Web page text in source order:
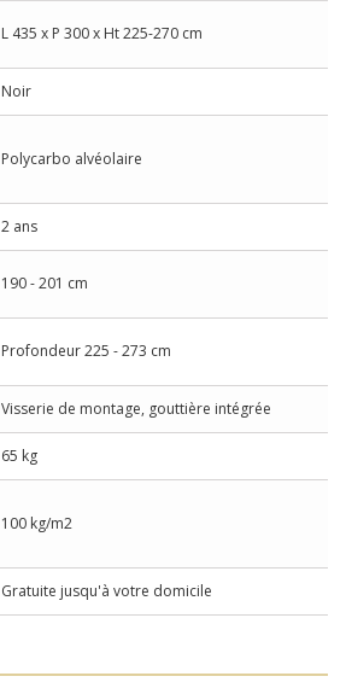
L 435 x P 300 x Ht 225-270 cm
Noir
Polycarbo alvéolaire
2 ans
190 - 201 cm
Profondeur 225 - 273 cm
Visserie de montage, gouttière intégrée
65 kg
100 kg/m2
Gratuite jusqu'à votre domicile